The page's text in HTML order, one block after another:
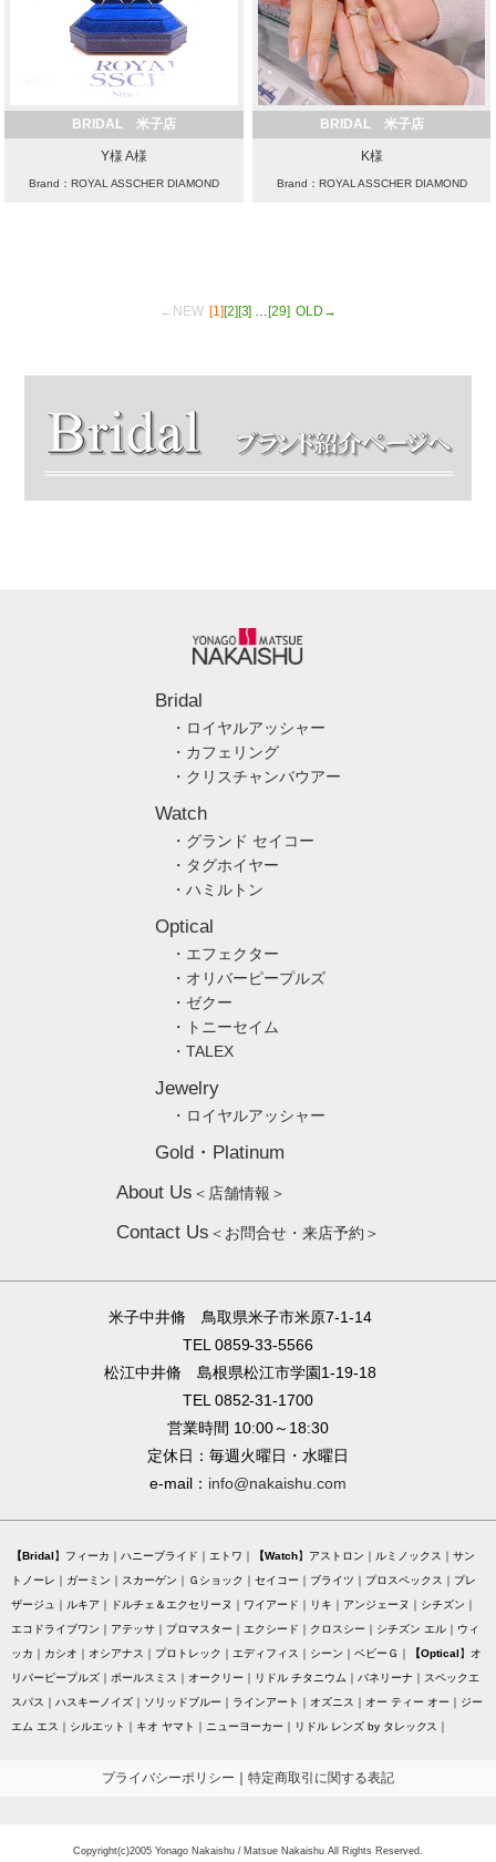
BRIDAL 米子店
Y様 A様
Brand：ROYAL ASSCHER DIAMOND
BRIDAL 米子店
K様
Brand：ROYAL ASSCHER DIAMOND
←NEW [1][2][3] …[29] OLD→
Bridal
・ロイヤルアッシャー
・カフェリング
・クリスチャンバウアー
Watch
・グランド セイコー
・タグホイヤー
・ハミルトン
Optical
・エフェクター
・オリバーピープルズ
・ゼクー
・トニーセイム
・TALEX
Jewelry
・ロイヤルアッシャー
Gold・Platinum
About Us ＜店舗情報＞
Contact Us ＜お問合せ・来店予約＞
米子中井脩 鳥取県米子市米原7-1-14
TEL 0859-33-5566
松江中井脩 島根県松江市学園1-19-18
TEL 0852-31-1700
営業時間 10:00～18:30
定休日：毎週火曜日・水曜日
e-mail： info@nakaishu.com
Bridal フィーカ ハニーブライド エトワ Watch アストロン ルミノックス
サン
トノーレ
ガーミン スカーゲン Ｇショック セイコー ブライツ プロスペックス
プレ
ザージュ
ルキア ドルチェ＆エクセリーヌ ワイアード リキ アンジェーヌ
シチズン
エコドライブワン
アテッサ プロマスター エクシード クロスシー シチズン エル
ウィ
ッカ
カシオ オシアナス プロトレック エディフィス シーン ベビーＧ Optical
オ
リバーピープルズ
ポールスミス オークリー リドル チタニウム バネリーナ
スペックエ
スパス
ハスキーノイズ ソリッドブルー ラインアート オズニス オー ティー オー
ジー
エム エス
シルエット キオ ヤマト ニューヨーカー リドル レンズ by タレックス
プライバシーポリシー 特定商取引に関する表記
Copyright(c)2005 Yonago Nakaishu / Matsue Nakaishu All Rights Reserved.